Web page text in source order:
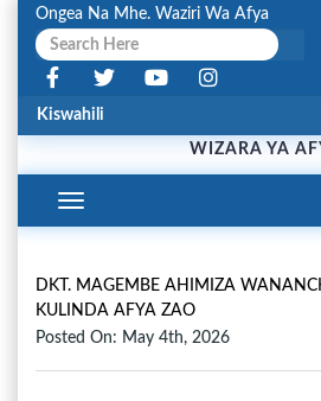
Ongea Na Mhe. Waziri Wa Afya
WIZARA YA
Toggle
Navigation
DKT. MAGEMBE AHIMIZA
KULINDA AFYA ZAO
Posted On: May 4th, 2026